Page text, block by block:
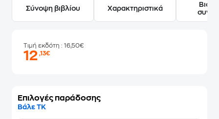
Σύνοψη βιβλίου Χαρακτηριστικά
Τιμή εκδότη : 16,50€
12,13€
Επιλογές παράδοσης
Βάλε ΤΚ